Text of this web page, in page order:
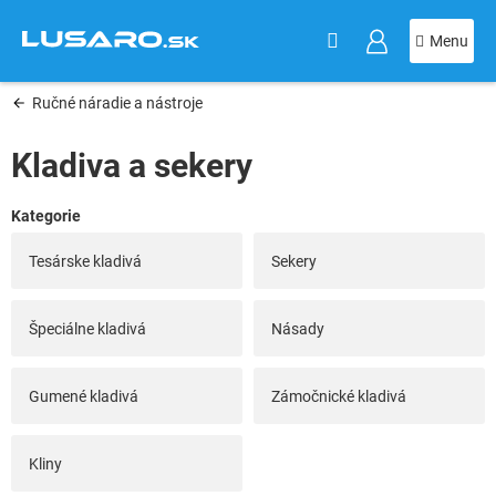
obsah
Ručné náradie a nástroje
Kladiva a sekery
Tesárske kladivá Sekery
Špeciálne kladivá Násady
Gumené kladivá Zámočnické kladivá
Kliny